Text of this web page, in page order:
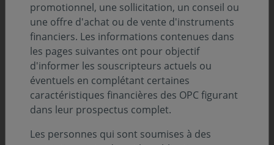
promotionnel, une sollicitation, un conseil ou
une offre d'achat ou de vente d'instruments
financiers. Les informations contenues dans
les pages suivantes ont pour objectif
d'informer les souscripteurs actuels ou
éventuels en complétant certaines
caractéristiques financières des OPC figurant
dans leur prospectus complet.
Les personnes qui sont soumises à des